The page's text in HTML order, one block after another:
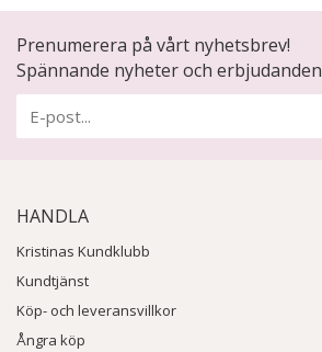
Prenumerera på vårt nyhetsbrev!
Spännande nyheter och erbjudanden
HANDLA
Kristinas Kundklubb
Kundtjänst
Köp- och leveransvillkor
Ångra köp